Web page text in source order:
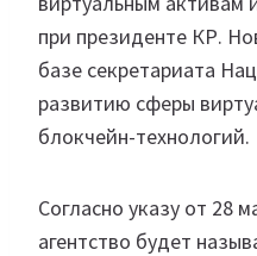
при президенте КР.
базе секретариата
развитию сферы
блокчейн-технологий.
Согласно указу от 28
агентство будет